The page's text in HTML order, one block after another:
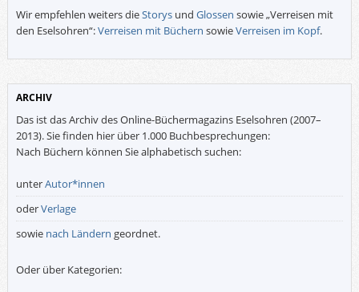
Wir empfehlen weiters dieStorysund Glossen sowie „Verreisen mit
den Eselsohren“:Verreisen mit Büchern sowieVerreisen im Kopf.
ARCHIV
Das ist das Archiv des Online-Büchermagazins Eselsohren (2007–
2013). Sie finden hier über 1.000 Buchbesprechungen:
Nach Büchern können Sie alphabetisch suchen:
unterAutor*innen
oderVerlage
sowie nach Ländern geordnet.
Oder über Kategorien: